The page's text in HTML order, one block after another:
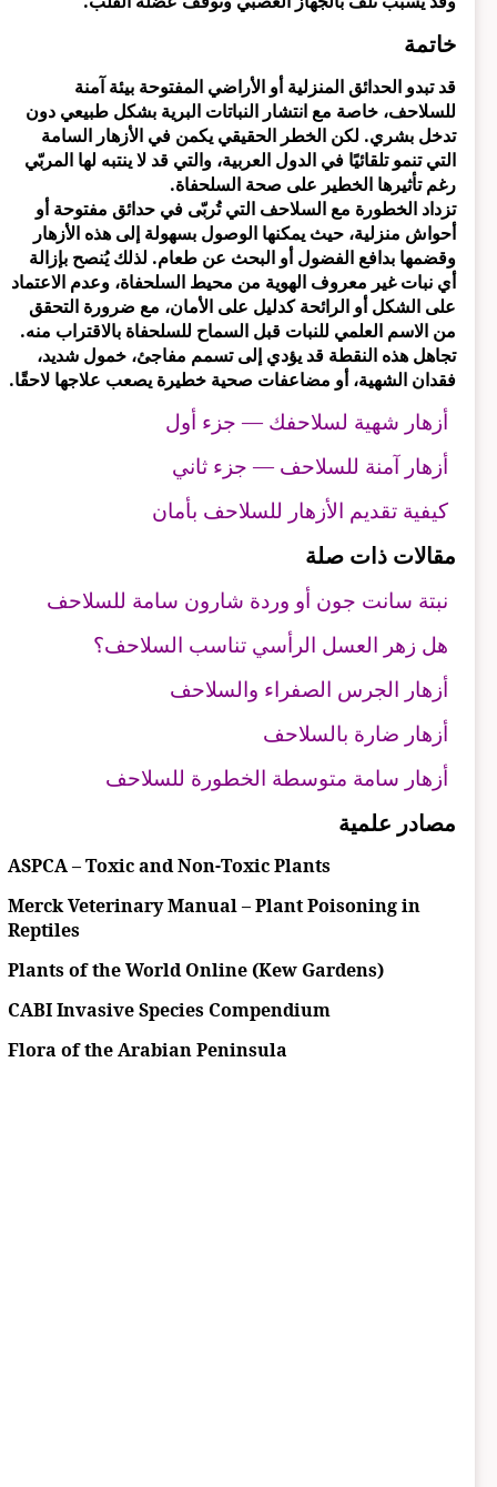
خاتمة
قد تبدو الحدائق المنزلية أو الأراضي المفتوحة بيئة آمنة
للسلاحف، خاصة مع انتشار النباتات البرية بشكل طبيعي دون
تدخل بشري. لكن الخطر الحقيقي يكمن في الأزهار السامة
التي تنمو تلقائيًا في الدول العربية، والتي قد لا ينتبه لها المربّي
رغم تأثيرها الخطير على صحة السلحفاة.
تزداد الخطورة مع السلاحف التي تُربّى في حدائق مفتوحة أو
أحواش منزلية، حيث يمكنها الوصول بسهولة إلى هذه الأزهار
وقضمها بدافع الفضول أو البحث عن طعام. لذلك يُنصح بإزالة
أي نبات غير معروف الهوية من محيط السلحفاة، وعدم الاعتماد
على الشكل أو الرائحة كدليل على الأمان، مع ضرورة التحقق
من الاسم العلمي للنبات قبل السماح للسلحفاة بالاقتراب منه.
تجاهل هذه النقطة قد يؤدي إلى تسمم مفاجئ، خمول شديد،
فقدان الشهية، أو مضاعفات صحية خطيرة يصعب علاجها لاحقًا.
أزهار شهية لسلاحفك — جزء أول
أزهار آمنة للسلاحف — جزء ثاني
كيفية تقديم الأزهار للسلاحف بأمان
مقالات ذات صلة
نبتة سانت جون أو وردة شارون سامة للسلاحف
هل زهر العسل الرأسي تناسب السلاحف؟
أزهار الجرس الصفراء والسلاحف
أزهار ضارة بالسلاحف
أزهار سامة متوسطة الخطورة للسلاحف
مصادر علمية
ASPCA – Toxic and Non-Toxic Plants
Merck Veterinary Manual – Plant Poisoning in
Reptiles
Plants of the World Online (Kew Gardens)
CABI Invasive Species Compendium
Flora of the Arabian Peninsula